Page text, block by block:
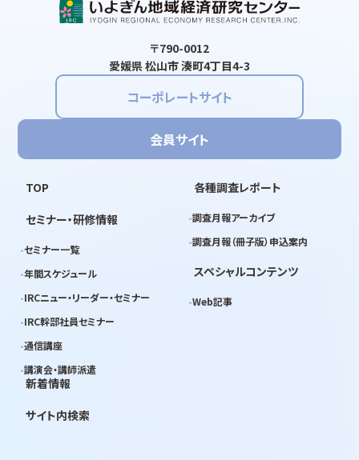
〒790-0012
愛媛県 松山市 湊町4丁目4-3
コーポレートサイト
会員サイト
TOP
セミナー・研修情報
セミナー一覧
年間スケジュール
IRCニュー・リーダー・セミナー
IRC幹部社員セミナー
通信講座
講演会・講師派遣
各種調査レポート
調査月報アーカイブ
調査月報（冊子版）申込案内
スペシャルコンテンツ
Web記事
新着情報
サイト内検索